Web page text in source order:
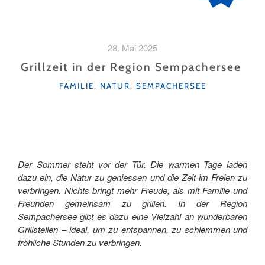
28. Mai 2025
Grillzeit in der Region Sempachersee
KATEGORIEN
FAMILIE, NATUR, SEMPACHERSEE
Der Sommer steht vor der Tür. Die warmen Tage laden
dazu ein, die Natur zu geniessen und die Zeit im Freien zu
verbringen. Nichts bringt mehr Freude, als mit Familie und
Freunden gemeinsam zu grillen. In der Region
Sempachersee gibt es dazu eine Vielzahl an wunderbaren
Grillstellen – ideal, um zu entspannen, zu schlemmen und
fröhliche Stunden zu verbringen.